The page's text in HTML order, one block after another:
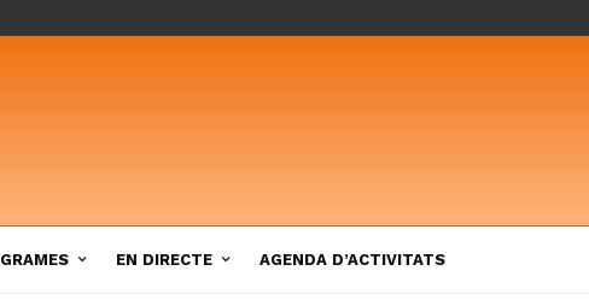
EN DIRECTE AGENDA D’ACTIVITATS